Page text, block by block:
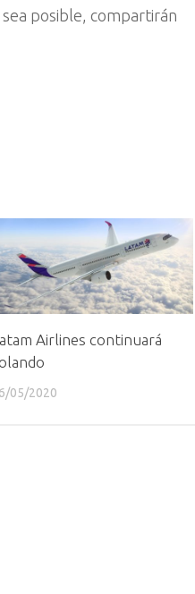
posible, compartirán
Airlines continuará
05/2020